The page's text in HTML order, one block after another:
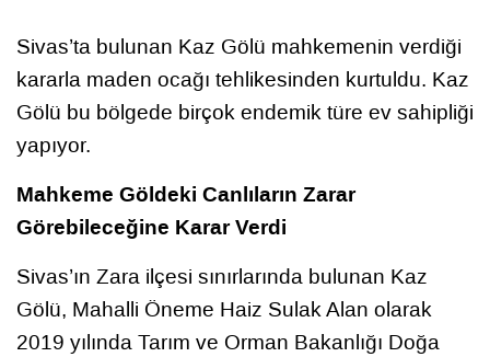
Sivas’ta bulunan Kaz Gölü mahkemenin verdiği
kararla maden ocağı tehlikesinden kurtuldu. Kaz
Gölü bu bölgede birçok endemik türe ev sahipliği
yapıyor.
Mahkeme Göldeki Canlıların Zarar
Görebileceğine Karar Verdi
Sivas’ın Zara ilçesi sınırlarında bulunan Kaz
Gölü, Mahalli Öneme Haiz Sulak Alan olarak
2019 yılında Tarım ve Orman Bakanlığı Doğa